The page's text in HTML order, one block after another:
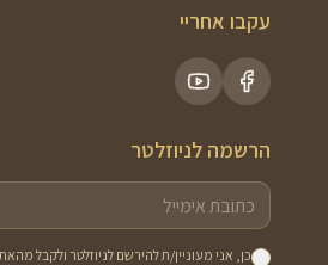
עקבו אחריי
הרשמה לניוזלטר
כן, אני מעוניין/ת להירשם לניוזלטר ולקבל